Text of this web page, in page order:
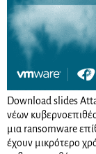
Download slides
νέων
μια ransomware
έχουν μικρότερο